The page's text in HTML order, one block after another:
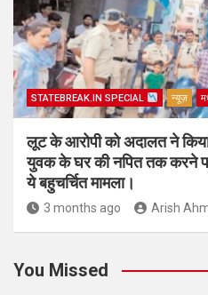
STATEBREAK.IN SPECIAL न्यूज़
लूट के आरोपी को अदालत ने
युवक के घर की नपित तक करने
ये बहुचर्चित मामला।
3 months ago Arish
You Missed